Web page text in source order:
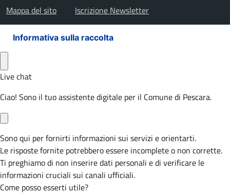
Mappa del sito Iscrizione Newsletter
Informativa sulla raccolta